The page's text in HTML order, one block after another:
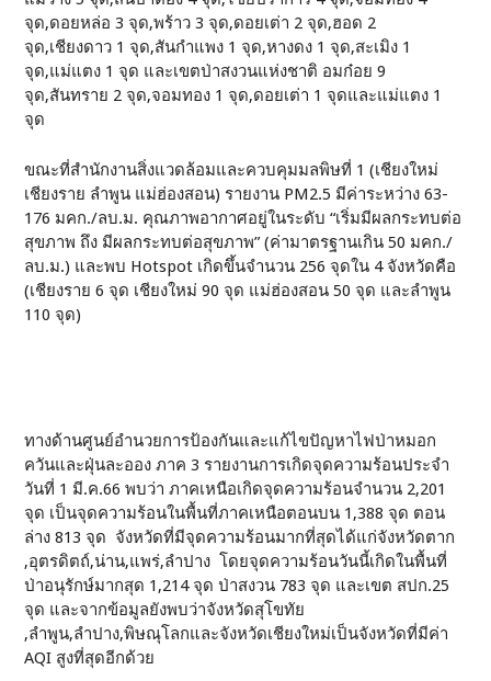
จุด,ดอยหล่อ 3 จุด,พร้าว 3 จุด,ดอยเต่า 2 จุด,ฮอด 2
จุด,เชียงดาว 1 จุด,สันกำแพง 1 จุด,หางดง 1 จุด,สะเมิง 1
จุด,แม่แตง 1 จุด และเขตป่าสงวนแห่งชาติ อมก๋อย 9
จุด,สันทราย 2 จุด,จอมทอง 1 จุด,ดอยเต่า 1 จุดและแม่แตง 1
จุด
ขณะที่สำนักงานสิ่งแวดล้อมและควบคุมมลพิษที่ 1 (เชียงใหม่
เชียงราย ลำพูน แม่ฮ่องสอน) รายงาน PM2.5 มีค่าระหว่าง 63-
176 มคก./ลบ.ม. คุณภาพอากาศอยู่ในระดับ “เริ่มมีผลกระทบต่อ
สุขภาพ ถึง มีผลกระทบต่อสุขภาพ” (ค่ามาตรฐานเกิน 50 มคก./
ลบ.ม.) และพบ Hotspot เกิดขึ้นจำนวน 256 จุดใน 4 จังหวัดคือ
(เชียงราย 6 จุด เชียงใหม่ 90 จุด แม่ฮ่องสอน 50 จุด และลำพูน
110 จุด)
ทางด้านศูนย์อำนวยการป้องกันและแก้ไขปัญหาไฟป่าหมอก
ควันและฝุ่นละออง ภาค 3 รายงานการเกิดจุดความร้อนประจำ
วันที่ 1 มี.ค.66 พบว่า ภาคเหนือเกิดจุดความร้อนจำนวน 2,201
จุด เป็นจุดความร้อนในพื้นที่ภาคเหนือตอนบน 1,388 จุด ตอน
ล่าง 813 จุด จังหวัดที่มีจุดความร้อนมากที่สุดได้แก่จังหวัดตาก
,อุตรดิตถ์,น่าน,แพร่,ลำปาง โดยจุดความร้อนวันนี้เกิดในพื้นที่
ป่าอนุรักษ์มากสุด 1,214 จุด ป่าสงวน 783 จุด และเขต สปก.25
จุด และจากข้อมูลยังพบว่าจังหวัดสุโขทัย
,ลำพูน,ลำปาง,พิษณุโลกและจังหวัดเชียงใหม่เป็นจังหวัดที่มีค่า
AQI สูงที่สุดอีกด้วย